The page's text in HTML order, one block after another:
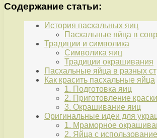
Содержание статьи:
История пасхальных яиц
Пасхальные яйца в
Традиции и символика
Символика яиц
Традиции окрашивания
Пасхальные яйца в разных
Как красить пасхальные яйца
1. Подготовка яиц
2. Приготовление краски
3. Окрашивание яиц
Оригинальные идеи для
1. Мраморное
2. Яйца с